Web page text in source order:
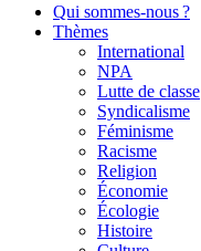
Qui sommes-nous ?
Thèmes
International
NPA
Lutte de classe
Syndicalisme
Féminisme
Racisme
Religion
Économie
Écologie
Histoire